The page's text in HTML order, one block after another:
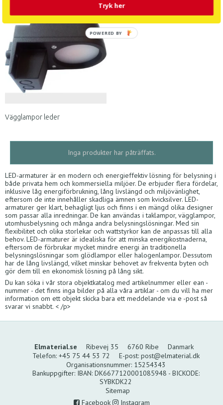
Vägglampor leder
Inga produkter har påträffats.
LED-armaturer är en modern och energieffektiv lösning för belysning i
både privata hem och kommersiella miljöer. De erbjuder flera fördelar,
inklusive låg energiförbrukning, lång livslängd och miljövänlighet,
eftersom de inte innehåller skadliga ämnen som kvicksilver. LED-
armaturer ger klart, behagligt ljus och finns i en mängd olika designer
som passar alla inredningar. De kan användas i taklampor, vägglampor,
utomhusbelysning och många andra belysningslösningar. Med sin
flexibilitet och olika storlekar och wattstyrkor kan de anpassas till alla
behov. LED-armaturer är idealiska för att minska energikostnaderna,
eftersom de förbrukar mycket mindre energi än traditionella
belysningslösningar som glödlampor eller halogenlampor. Dessutom
har de lång livslängd, vilket minskar behovet av frekventa byten och
gör dem till en ekonomisk lösning på lång sikt.
Du kan söka i vår stora objektkatalog med artikelnummer eller ean -
nummer - det finns inga bilder på alla våra artiklar - om du vill ha mer
information om ett objekt skicka bara ett meddelande via e -post så
svarar vi snabbt. < /p>
Elmaterial.se Ribevej 35 6760 Ribe
Danmark
Telefon: +45 75 44 53 72 E-post: post@elmaterial.dk
Organisationsnummer:15254343
Bankuppgifter:IBAN: DK6677120001085948 - BICKODE:
SYBKDK22
Sitemap
Facebook
Instagram
Tryk her
POWERED BY